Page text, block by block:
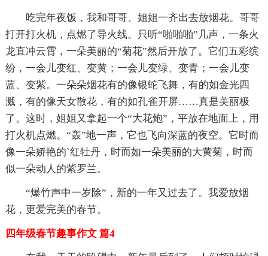
吃完年夜饭，我和哥哥、姐姐一齐出去放烟花。哥哥
打开打火机，点燃了导火线。只听“啪啪啪”几声，一条火
龙直冲云霄，一朵美丽的“菊花”然后开放了。它们五彩缤
纷，一会儿变红、变黄；一会儿变绿、变青；一会儿变
蓝、变紫。一朵朵烟花有的像银蛇飞舞，有的如金光四
溅，有的像天女散花，有的如孔雀开屏……真是美丽极
了。这时，姐姐又拿起一个“大花炮”，平放在地面上，用
打火机点燃。“轰”地一声，它也飞向深蓝的夜空。它时而
像一朵娇艳的`红牡丹，时而如一朵美丽的大黄菊，时而
似一朵动人的紫罗兰。
“爆竹声中一岁除”，新的一年又过去了。我爱放烟
花，更爱完美的春节。
四年级春节趣事作文 篇4